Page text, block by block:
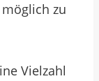
zu
Vielzahl